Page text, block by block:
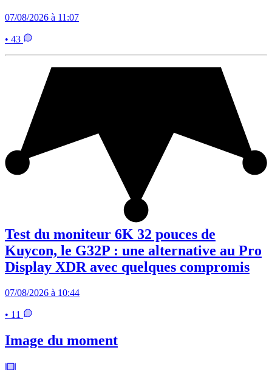
07/08/2026 à 11:07
• 43
Test du moniteur 6K 32 pouces de
Kuycon, le G32P : une alternative au Pro
Display XDR avec quelques compromis
07/08/2026 à 10:44
• 11
Image du moment